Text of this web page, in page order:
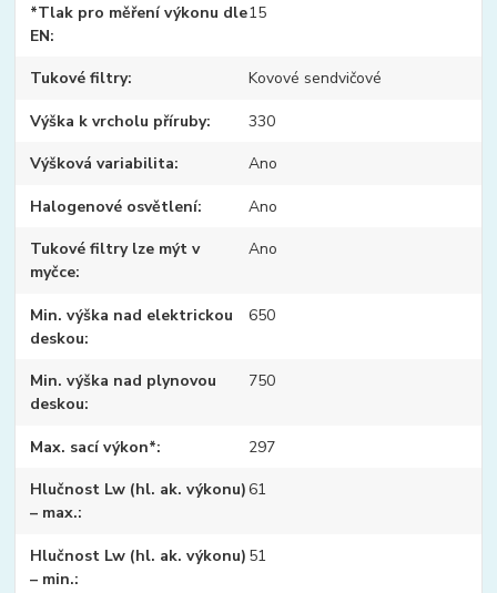
*Tlak pro měření výkonu dle
EN
15
Tukové filtry Kovové sendvičové
Výška k vrcholu příruby 330
Výšková variabilita Ano
Halogenové osvětlení Ano
Tukové filtry lze mýt v
myčce
Ano
Min. výška nad elektrickou
deskou
650
Min. výška nad plynovou
deskou
750
Max. sací výkon* 297
Hlučnost Lw (hl. ak. výkonu)
– max.
61
Hlučnost Lw (hl. ak. výkonu)
– min.
51